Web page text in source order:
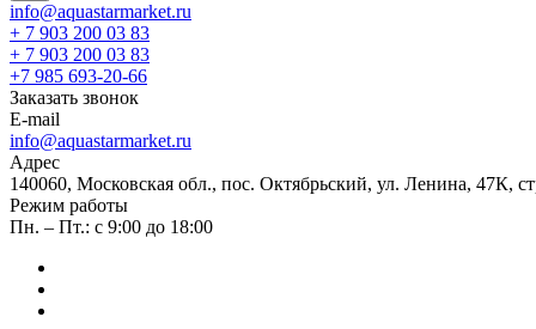
info@aquastarmarket.ru
+ 7 903 200 03 83
+ 7 903 200 03 83
+7 985 693-20-66
Заказать звонок
E-mail
info@aquastarmarket.ru
Адрес
140060, Московская обл., пос. Октябрьский, ул. Ленина, 47К,
Режим работы
Пн. – Пт.: с 9:00 до 18:00